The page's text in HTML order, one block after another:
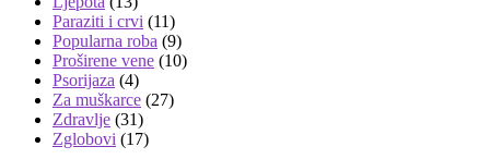
Paraziti i crvi (11)
Popularna roba (9)
Proširene vene (10)
Psorijaza (4)
Za muškarce (27)
Zdravlje (31)
Zglobovi (17)